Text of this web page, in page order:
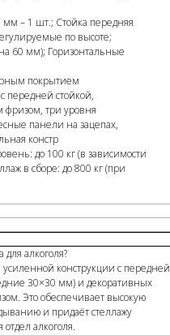
мм – 1 шт.; Стойка передняя
по высоте;
60 мм); Горизонтальные
покрытием
передней стойкой,
три уровня
панели на зацепах,
констр
до 100 кг (в зависимости
в сборе: до 800 кг (при
для алкоголя?
усиленной конструкции с передней
30×30 мм) и декоративных
Это обеспечивает высокую
и придаёт стеллажу
алкоголя.